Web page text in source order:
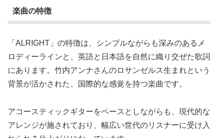
楽曲の特徴
「ALRIGHT」の特徴は、シンプルながらも深みのあるメ
ロディーラインと、英語と日本語を自然に織り交ぜた歌詞
にあります。竹内アンナさんのロサンゼルス生まれという
背景が活かされた、国際的な感覚を持つ楽曲です。
アコースティックギターをベースとしながらも、現代的な
アレンジが施されており、幅広い世代のリスナーに受け入